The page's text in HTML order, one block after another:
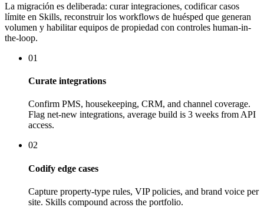
La migración es deliberada: curar integraciones, codificar casos
límite en Skills, reconstruir los workflows de huésped que generan
volumen y habilitar equipos de propiedad con controles human-in-
the-loop.
01
Curate integrations
Confirm PMS, housekeeping, CRM, and channel coverage.
Flag net-new integrations, average build is 3 weeks from API
access.
02
Codify edge cases
Capture property-type rules, VIP policies, and brand voice per
site. Skills compound across the portfolio.